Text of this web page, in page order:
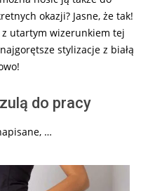
okazji? Jasne, że tak!
z utartym wizerunkiem tej
stylizacje z białą
do pracy
…